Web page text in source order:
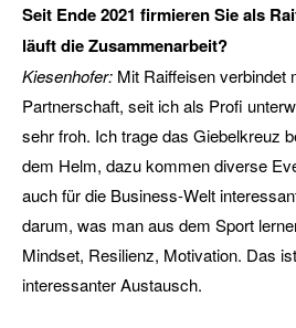
Seit Ende 2021 firmieren Sie als
läuft die Zusammenarbeit?
Kiesenhofer: Mit Raiffeisen verbindet
Partnerschaft, seit ich als Profi
sehr froh. Ich trage das Giebelkreuz
dem Helm, dazu kommen diverse
auch für die Business-Welt
darum, was man aus dem Sport
Mindset, Resilienz, Motivation. Das
interessanter Austausch.